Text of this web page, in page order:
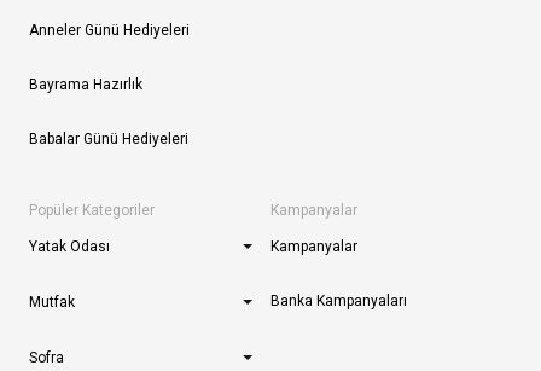
Anneler Günü Hediyeleri
Bayrama Hazırlık
Babalar Günü Hediyeleri
Popüler Kategoriler
Yatak Odası
Mutfak
Sofra
Kampanyalar
Kampanyalar
Banka Kampanyaları